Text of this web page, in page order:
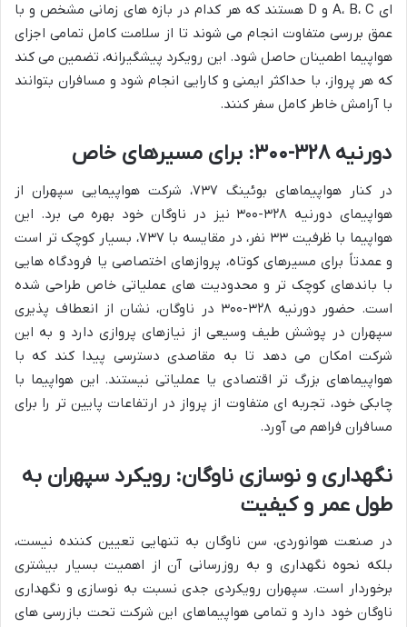
ای A، B، C و D هستند که هر کدام در بازه های زمانی مشخص و با
عمق بررسی متفاوت انجام می شوند تا از سلامت کامل تمامی اجزای
هواپیما اطمینان حاصل شود. این رویکرد پیشگیرانه، تضمین می کند
که هر پرواز، با حداکثر ایمنی و کارایی انجام شود و مسافران بتوانند
با آرامش خاطر کامل سفر کنند.
دورنیه ۳۲۸-۳۰۰: برای مسیرهای خاص
در کنار هواپیماهای بوئینگ ۷۳۷، شرکت هواپیمایی سپهران از
هواپیمای دورنیه ۳۲۸-۳۰۰ نیز در ناوگان خود بهره می برد. این
هواپیما با ظرفیت ۳۳ نفر، در مقایسه با ۷۳۷، بسیار کوچک تر است
و عمدتاً برای مسیرهای کوتاه، پروازهای اختصاصی یا فرودگاه هایی
با باندهای کوچک تر و محدودیت های عملیاتی خاص طراحی شده
است. حضور دورنیه ۳۲۸-۳۰۰ در ناوگان، نشان از انعطاف پذیری
سپهران در پوشش طیف وسیعی از نیازهای پروازی دارد و به این
شرکت امکان می دهد تا به مقاصدی دسترسی پیدا کند که با
هواپیماهای بزرگ تر اقتصادی یا عملیاتی نیستند. این هواپیما با
چابکی خود، تجربه ای متفاوت از پرواز در ارتفاعات پایین تر را برای
مسافران فراهم می آورد.
نگهداری و نوسازی ناوگان: رویکرد سپهران به
طول عمر و کیفیت
در صنعت هوانوردی، سن ناوگان به تنهایی تعیین کننده نیست،
بلکه نحوه نگهداری و به روزرسانی آن از اهمیت بسیار بیشتری
برخوردار است. سپهران رویکردی جدی نسبت به نوسازی و نگهداری
ناوگان خود دارد و تمامی هواپیماهای این شرکت تحت بازرسی های